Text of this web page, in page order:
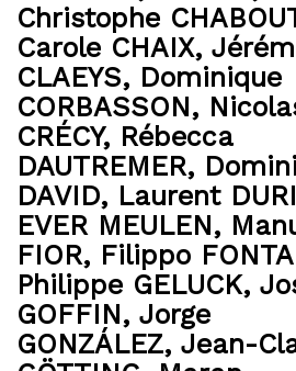
Christophe
Carole CHAIX,
CLAEYS, Dominique
CORBASSON,
CRÉCY, Rébecca
DAUTREMER,
DAVID, Laurent
EVER MEULEN,
FIOR, Filippo
Philippe GELUCK,
GOFFIN, Jorge
GONZÁLEZ, Jean-